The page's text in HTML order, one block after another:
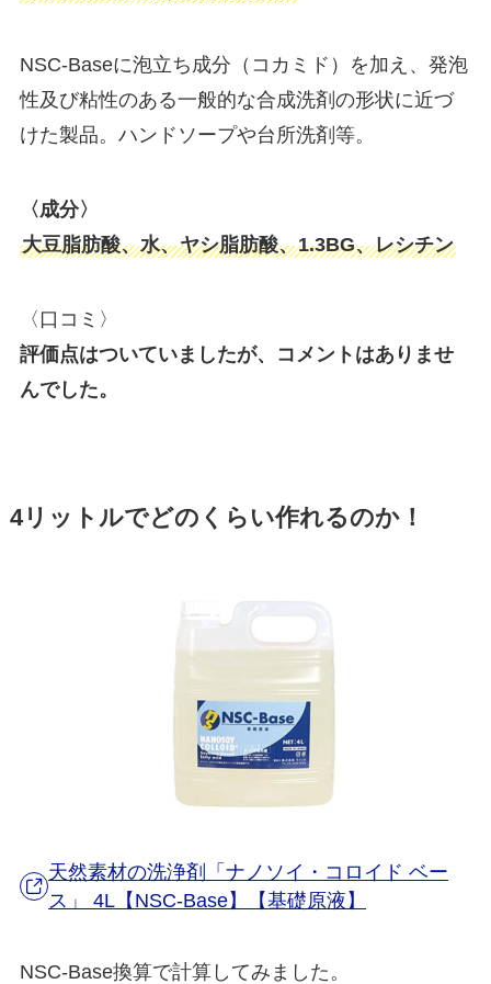
NSC-Baseに泡立ち成分（コカミド）を加え、発泡
性及び粘性のある一般的な合成洗剤の形状に近づ
けた製品。ハンドソープや台所洗剤等。
〈成分〉
大豆脂肪酸、水、ヤシ脂肪酸、1.3BG、レシチン
〈口コミ〉
評価点はついていましたが、コメントはありませ
んでした。
4リットルでどのくらい作れるのか！
天然素材の洗浄剤「ナノソイ・コロイド ベー
ス」 4L【NSC-Base】【基礎原液】
NSC-Base換算で計算してみました。